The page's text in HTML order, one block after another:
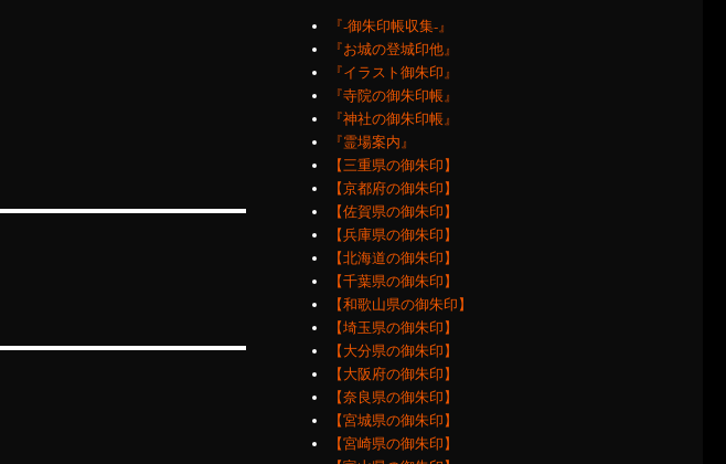
『‐御朱印帳収集‐』
『お城の登城印他』
『イラスト御朱印』
『寺院の御朱印帳』
『神社の御朱印帳』
『霊場案内』
【三重県の御朱印】
【京都府の御朱印】
【佐賀県の御朱印】
【兵庫県の御朱印】
【北海道の御朱印】
【千葉県の御朱印】
【和歌山県の御朱印】
【埼玉県の御朱印】
【大分県の御朱印】
【大阪府の御朱印】
【奈良県の御朱印】
【宮城県の御朱印】
【宮崎県の御朱印】